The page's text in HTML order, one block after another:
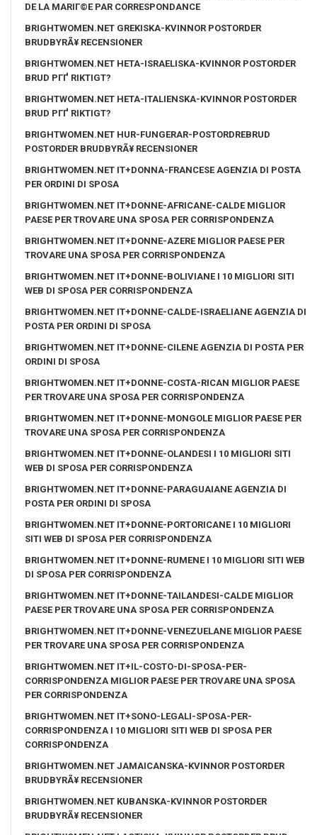
DE LA MARIГ©E PAR CORRESPONDANCE
BRIGHTWOMEN.NET GREKISKA-KVINNOR POSTORDER
BRUDBYRÃ¥ RECENSIONER
BRIGHTWOMEN.NET HETA-ISRAELISKA-KVINNOR POSTORDER
BRUD PГҐ RIKTIGT?
BRIGHTWOMEN.NET HETA-ITALIENSKA-KVINNOR POSTORDER
BRUD PГҐ RIKTIGT?
BRIGHTWOMEN.NET HUR-FUNGERAR-POSTORDREBRUD
POSTORDER BRUDBYRÃ¥ RECENSIONER
BRIGHTWOMEN.NET IT+DONNA-FRANCESE AGENZIA DI POSTA
PER ORDINI DI SPOSA
BRIGHTWOMEN.NET IT+DONNE-AFRICANE-CALDE MIGLIOR
PAESE PER TROVARE UNA SPOSA PER CORRISPONDENZA
BRIGHTWOMEN.NET IT+DONNE-AZERE MIGLIOR PAESE PER
TROVARE UNA SPOSA PER CORRISPONDENZA
BRIGHTWOMEN.NET IT+DONNE-BOLIVIANE I 10 MIGLIORI SITI
WEB DI SPOSA PER CORRISPONDENZA
BRIGHTWOMEN.NET IT+DONNE-CALDE-ISRAELIANE AGENZIA DI
POSTA PER ORDINI DI SPOSA
BRIGHTWOMEN.NET IT+DONNE-CILENE AGENZIA DI POSTA PER
ORDINI DI SPOSA
BRIGHTWOMEN.NET IT+DONNE-COSTA-RICAN MIGLIOR PAESE
PER TROVARE UNA SPOSA PER CORRISPONDENZA
BRIGHTWOMEN.NET IT+DONNE-MONGOLE MIGLIOR PAESE PER
TROVARE UNA SPOSA PER CORRISPONDENZA
BRIGHTWOMEN.NET IT+DONNE-OLANDESI I 10 MIGLIORI SITI
WEB DI SPOSA PER CORRISPONDENZA
BRIGHTWOMEN.NET IT+DONNE-PARAGUAIANE AGENZIA DI
POSTA PER ORDINI DI SPOSA
BRIGHTWOMEN.NET IT+DONNE-PORTORICANE I 10 MIGLIORI
SITI WEB DI SPOSA PER CORRISPONDENZA
BRIGHTWOMEN.NET IT+DONNE-RUMENE I 10 MIGLIORI SITI WEB
DI SPOSA PER CORRISPONDENZA
BRIGHTWOMEN.NET IT+DONNE-TAILANDESI-CALDE MIGLIOR
PAESE PER TROVARE UNA SPOSA PER CORRISPONDENZA
BRIGHTWOMEN.NET IT+DONNE-VENEZUELANE MIGLIOR PAESE
PER TROVARE UNA SPOSA PER CORRISPONDENZA
BRIGHTWOMEN.NET IT+IL-COSTO-DI-SPOSA-PER-
CORRISPONDENZA MIGLIOR PAESE PER TROVARE UNA SPOSA
PER CORRISPONDENZA
BRIGHTWOMEN.NET IT+SONO-LEGALI-SPOSA-PER-
CORRISPONDENZA I 10 MIGLIORI SITI WEB DI SPOSA PER
CORRISPONDENZA
BRIGHTWOMEN.NET JAMAICANSKA-KVINNOR POSTORDER
BRUDBYRÃ¥ RECENSIONER
BRIGHTWOMEN.NET KUBANSKA-KVINNOR POSTORDER
BRUDBYRÃ¥ RECENSIONER